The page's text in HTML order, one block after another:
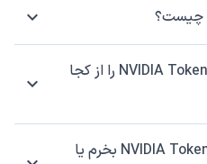
قیمت لحظه‌ای NVIDIA Tokenized bStocks را از کجا
چطور می‌توانم NVIDIA Tokenized bStocks بخرم یا